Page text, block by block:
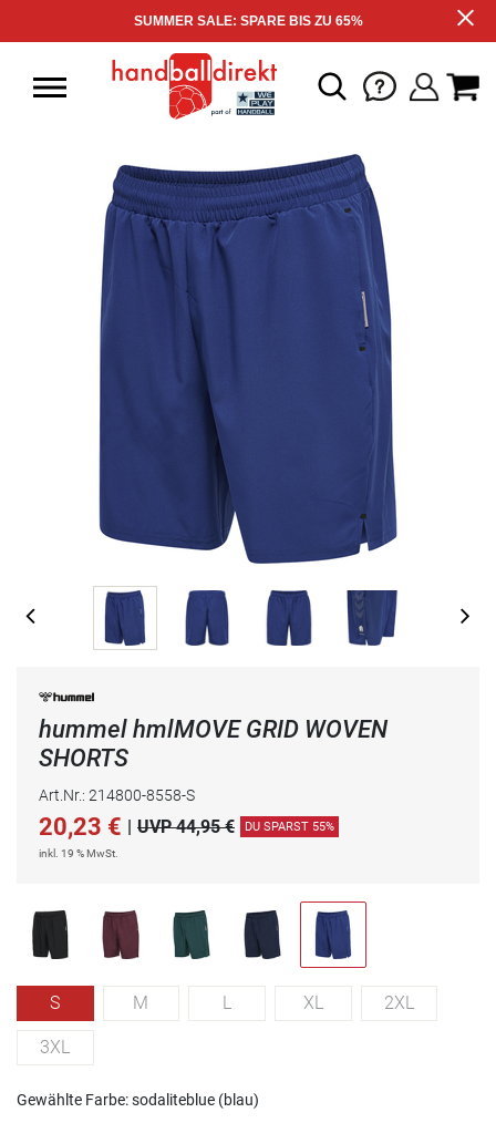
SUMMER SALE: SPARE BIS ZU 65%
hummel hmlMOVE GRID WOVEN
SHORTS
Art.Nr.: 214800-8558-S
20,23 € | UVP 44,95 € DU SPARST 55%
inkl. 19 % MwSt.
S M L XL 2XL
3XL
Gewählte Farbe: sodaliteblue (blau)